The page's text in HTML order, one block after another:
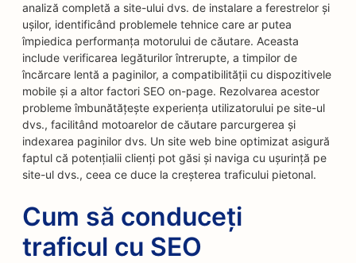
analiză completă a site-ului dvs. de instalare a ferestrelor și
ușilor, identificând problemele tehnice care ar putea
împiedica performanța motorului de căutare. Aceasta
include verificarea legăturilor întrerupte, a timpilor de
încărcare lentă a paginilor, a compatibilității cu dispozitivele
mobile și a altor factori SEO on-page. Rezolvarea acestor
probleme îmbunătățește experiența utilizatorului pe site-ul
dvs., facilitând motoarelor de căutare parcurgerea și
indexarea paginilor dvs. Un site web bine optimizat asigură
faptul că potențialii clienți pot găsi și naviga cu ușurință pe
site-ul dvs., ceea ce duce la creșterea traficului pietonal.
Cum să conduceți
traficul cu SEO